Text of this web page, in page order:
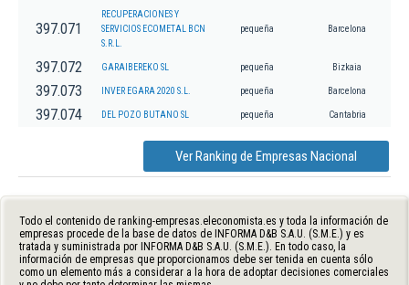
397.071
RECUPERACIONES Y
SERVICIOS ECOMETAL BCN
S.R.L.
pequeña Barcelona
397.072 GARAIBEREKO SL pequeña Bizkaia
397.073 INVER EGARA 2020 S.L. pequeña Barcelona
397.074 DEL POZO BUTANO SL pequeña Cantabria
Ver Ranking de Empresas Nacional
Todo el contenido de ranking-empresas.eleconomista.es y toda la información de
empresas procede de la base de datos de INFORMA D&B S.A.U. (S.M.E.) y es
tratada y suministrada por INFORMA D&B S.A.U. (S.M.E.). En todo caso, la
información de empresas que proporcionamos debe ser tenida en cuenta sólo
como un elemento más a considerar a la hora de adoptar decisiones comerciales